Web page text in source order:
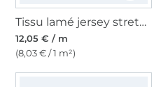
Tissu lamé jersey stretch peau de serpent, fuchsia
12,05 € / m
(8,03 € / 1 m²)